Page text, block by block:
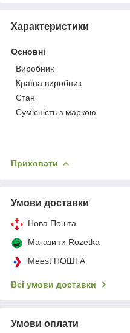
Характеристики
Основні
Виробник
Країна виробник
Стан
Сумісність з маркою
Приховати
Умови доставки
Нова Пошта
Магазини Rozetka
Meest ПОШТА
Всі умови доставки
Умови оплати